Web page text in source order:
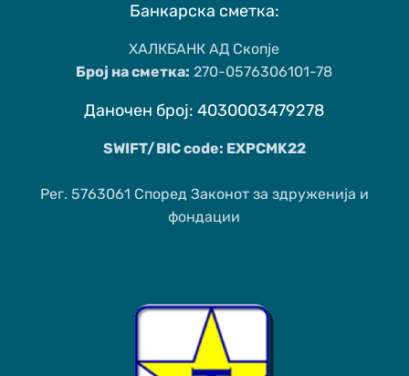
Банкарска сметка:
ХАЛКБАНК АД Скопје
Број на сметка: 270-0576306101-78
Даночен број: 4030003479278
SWIFT/BIC code: EXPCMK22
Рег. 5763061 Според Законот за здруженија и
фондации